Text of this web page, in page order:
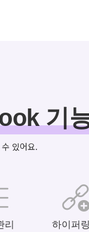
기
있어요.
리 하이퍼